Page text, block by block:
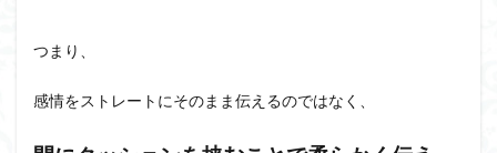
つまり、
感情をストレートにそのまま伝えるのではなく、